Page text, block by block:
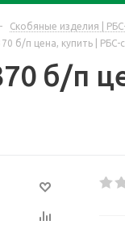
- Скобяные изделия |
б/п цена, купить | РБС-
б/п